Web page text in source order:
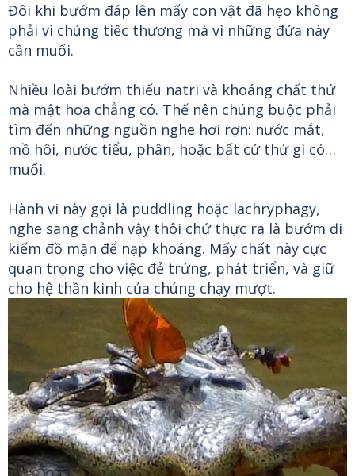
Đôi khi bướm đáp lên mấy con vật đã hẹo không
phải vì chúng tiếc thương mà vì những đứa này
cần muối.
Nhiều loài bướm thiếu natri và khoáng chất thứ
mà mật hoa chẳng có. Thế nên chúng buộc phải
tìm đến những nguồn nghe hơi rợn: nước mắt,
mồ hôi, nước tiểu, phân, hoặc bất cứ thứ gì có…
muối.
Hành vi này gọi là puddling hoặc lachryphagy,
nghe sang chảnh vậy thôi chứ thực ra là bướm đi
kiếm đồ mặn để nạp khoáng. Mấy chất này cực
quan trọng cho việc đẻ trứng, phát triển, và giữ
cho hệ thần kinh của chúng chạy mượt.